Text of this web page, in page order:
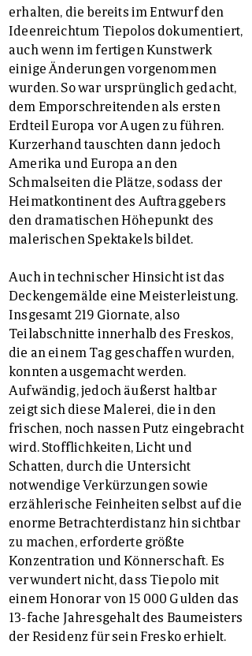
erhalten, die bereits im Entwurf den
Ideenreichtum Tiepolos dokumentiert,
auch wenn im fertigen Kunstwerk
einige Änderungen vorgenommen
wurden. So war ursprünglich gedacht,
dem Emporschreitenden als ersten
Erdteil Europa vor Augen zu führen.
Kurzerhand tauschten dann jedoch
Amerika und Europa an den
Schmalseiten die Plätze, sodass der
Heimatkontinent des Auftraggebers
den dramatischen Höhepunkt des
malerischen Spektakels bildet.
Auch in technischer Hinsicht ist das
Deckengemälde eine Meisterleistung.
Insgesamt 219 Giornate, also
Teilabschnitte innerhalb des Freskos,
die an einem Tag geschaffen wurden,
konnten ausgemacht werden.
Aufwändig, jedoch äußerst haltbar
zeigt sich diese Malerei, die in den
frischen, noch nassen Putz eingebracht
wird. Stofflichkeiten, Licht und
Schatten, durch die Untersicht
notwendige Verkürzungen sowie
erzählerische Feinheiten selbst auf die
enorme Betrachterdistanz hin sichtbar
zu machen, erforderte größte
Konzentration und Könnerschaft. Es
verwundert nicht, dass Tiepolo mit
einem Honorar von 15 000 Gulden das
13-fache Jahresgehalt des Baumeisters
der Residenz für sein Fresko erhielt.